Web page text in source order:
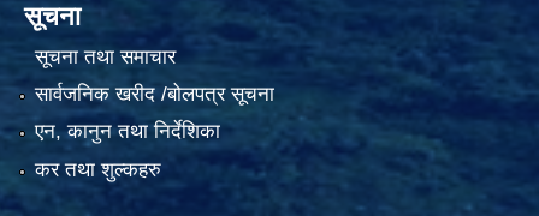
सूचना
सूचना तथा समाचार
सार्वजनिक खरीद /बोलपत्र सूचना
एन, कानुन तथा निर्देशिका
कर तथा शुल्कहरु